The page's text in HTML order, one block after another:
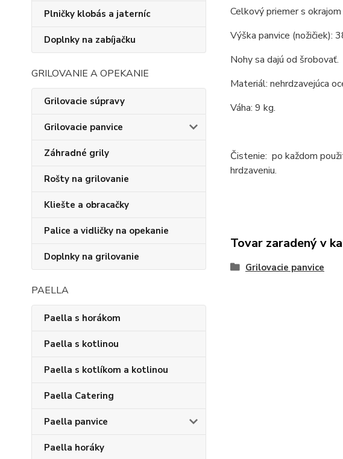
Plničky klobás a jaterníc
Doplnky na zabíjačku
GRILOVANIE A OPEKANIE
Grilovacie súpravy
Grilovacie panvice
Záhradné grily
Rošty na grilovanie
Kliešte a obracačky
Palice a vidličky na opekanie
Doplnky na grilovanie
PAELLA
Paella s horákom
Paella s kotlinou
Paella s kotlíkom a kotlinou
Paella Catering
Paella panvice
Paella horáky
Celkový priemer s
Výška panvice (nožičiek):
Nohy sa dajú od šrobovať.
Materiál: nehrdzavejúca
Váha: 9 kg.
Čistenie: po každom
hrdzaveniu.
Tovar zaradený v
Grilovacie panvice